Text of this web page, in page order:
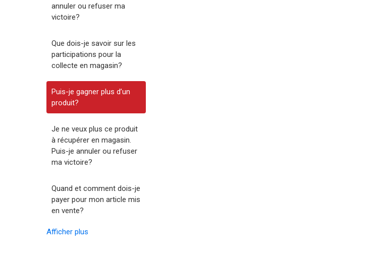
annuler ou refuser ma
victoire?
Que dois-je savoir sur les
participations pour la
collecte en magasin?
Puis-je gagner plus d’un
produit?
Je ne veux plus ce produit
à récupérer en magasin.
Puis-je annuler ou refuser
ma victoire?
Quand et comment dois-je
payer pour mon article mis
en vente?
Afficher plus